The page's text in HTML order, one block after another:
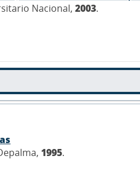
Nacional, 2003.
1995.